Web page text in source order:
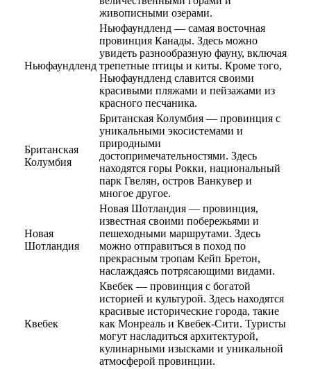
живописными озерами.
Ньюфаундленд
Ньюфаундленд — самая восточная
провинция Канады. Здесь можно
увидеть разнообразную фауну, включая
трепетные птицы и киты. Кроме того,
Ньюфаундленд славится своими
красивыми пляжами и пейзажами из
красного песчаника.
Британская
Колумбия
Британская Колумбия — провинция с
уникальными экосистемами и
природными
достопримечательностями. Здесь
находятся горы Рокки, национальный
парк Гвелян, остров Ванкувер и
многое другое.
Новая
Шотландия
Новая Шотландия — провинция,
известная своими побережьями и
пешеходными маршрутами. Здесь
можно отправиться в поход по
прекрасным тропам Кейп Бретон,
наслаждаясь потрясающими видами.
Квебек
Квебек — провинция с богатой
историей и культурой. Здесь находятся
красивые исторические города, такие
как Монреаль и Квебек-Сити. Туристы
могут насладиться архитектурой,
кулинарными изысками и уникальной
атмосферой провинции.